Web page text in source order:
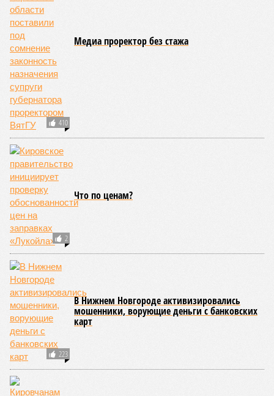
410
Медиа проректор без стажа
2
Что по ценам?
223
В Нижнем Новгороде активизировались
мошенники, ворующие деньги с банковских
карт